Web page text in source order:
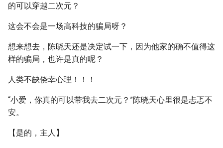
的可以穿越二次元？
这会不会是一场高科技的骗局呀？
想来想去，陈晓天还是决定试一下，因为他家的确不值得这
样的骗局，也许是真的呢？
人类不缺侥幸心理！！！
“小爱，你真的可以带我去二次元？”陈晓天心里很是忐忑不
安。
【是的，主人】